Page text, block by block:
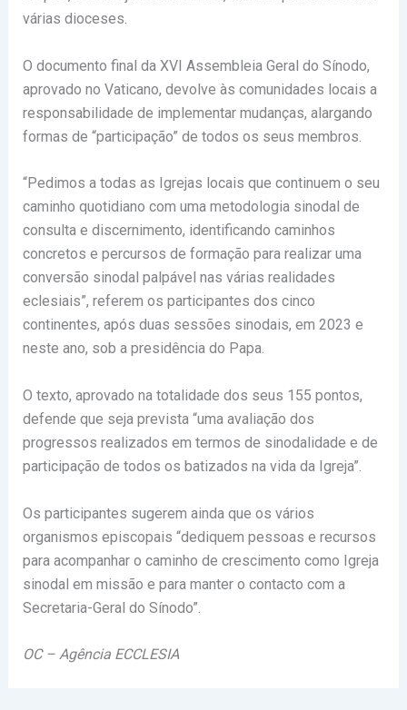
várias dioceses.
O documento final da XVI Assembleia Geral do Sínodo,
aprovado no Vaticano, devolve às comunidades locais a
responsabilidade de implementar mudanças, alargando
formas de “participação” de todos os seus membros.
“Pedimos a todas as Igrejas locais que continuem o seu
caminho quotidiano com uma metodologia sinodal de
consulta e discernimento, identificando caminhos
concretos e percursos de formação para realizar uma
conversão sinodal palpável nas várias realidades
eclesiais”, referem os participantes dos cinco
continentes, após duas sessões sinodais, em 2023 e
neste ano, sob a presidência do Papa.
O texto, aprovado na totalidade dos seus 155 pontos,
defende que seja prevista “uma avaliação dos
progressos realizados em termos de sinodalidade e de
participação de todos os batizados na vida da Igreja”.
Os participantes sugerem ainda que os vários
organismos episcopais “dediquem pessoas e recursos
para acompanhar o caminho de crescimento como Igreja
sinodal em missão e para manter o contacto com a
Secretaria-Geral do Sínodo”.
OC – Agência ECCLESIA